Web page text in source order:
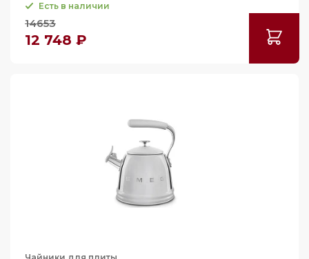
Есть в наличии
14653
12 748 ₽